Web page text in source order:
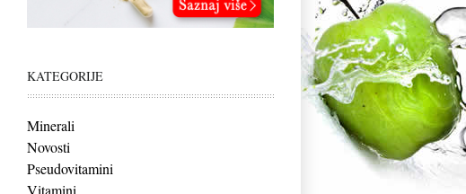
KATEGORIJE
Minerali
Novosti
Pseudovitamini
Vitamini